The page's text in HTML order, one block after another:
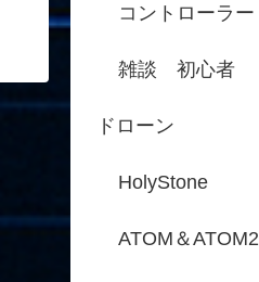
コントローラー
雑談 初心者
ドローン
HolyStone
ATOM＆ATOM2